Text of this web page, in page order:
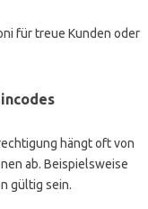
für treue Kunden oder
hängt oft von
ab. Beispielsweise
gültig sein.